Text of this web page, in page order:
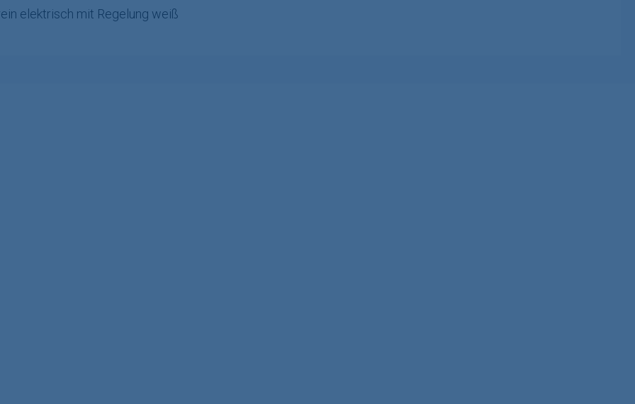
elektrisch mit Regelung weiß